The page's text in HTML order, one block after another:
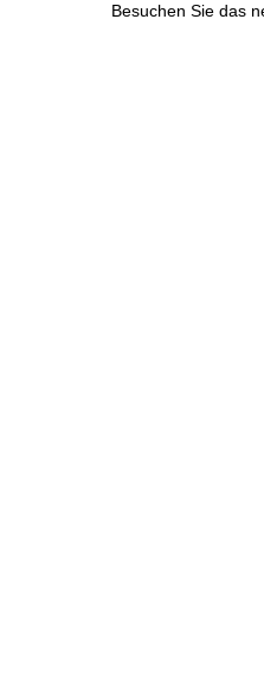
Besuchen Sie das